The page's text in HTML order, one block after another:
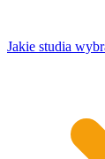
Jakie studia